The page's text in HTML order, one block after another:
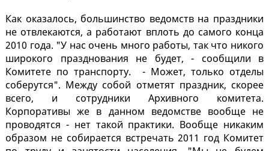
Как оказалось, большинство ведомств на праздники
не отвлекаются, а работают вплоть до самого конца
2010 года. "У нас очень много работы, так что никого
широкого празднования не будет, - сообщили в
Комитете по транспорту. - Может, только отделы
соберутся". Между собой отметят праздник, скорее
всего, и сотрудники Архивного комитета.
Корпоративы же в данном ведомстве вообще не
проводятся - нет такой практики. Вообще никаким
образом не собирается встречать 2011 год Комитет